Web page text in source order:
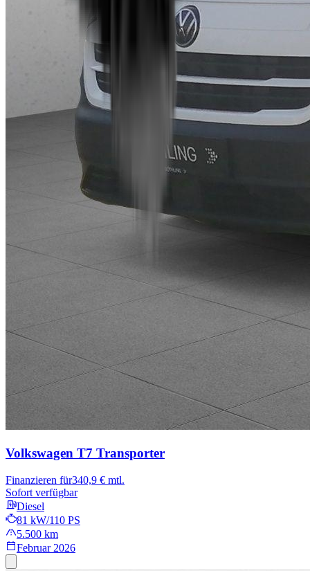
Volkswagen T7 Transporter
Finanzieren für340,9 € mtl.
Sofort verfügbar
Diesel
81 kW/110 PS
5.500 km
Februar 2026